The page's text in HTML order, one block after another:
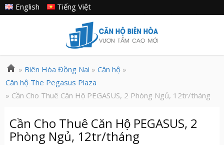
Tiếng Việt
English
» Biên Hòa Đồng Nai » Căn hộ»
Căn hộ The Pegasus Plaza
» Cần Cho Thuê Căn Hộ PEGASUS, 2 Phòng Ngủ, 12tr/tháng
Cần Cho Thuê Căn Hộ PEGASUS, 2
Phòng Ngủ, 12tr/tháng